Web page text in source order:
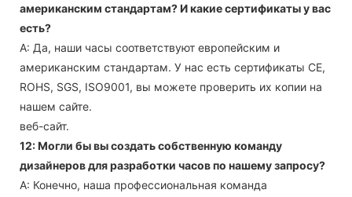
американским стандартам? И какие сертификаты у вас
есть?
А: Да, наши часы соответствуют европейским и
американским стандартам. У нас есть сертификаты CE,
ROHS, SGS, ISO9001, вы можете проверить их копии на
нашем сайте.
веб-сайт.
12: Могли бы вы создать собственную команду
дизайнеров для разработки часов по нашему запросу?
А: Конечно, наша профессиональная команда